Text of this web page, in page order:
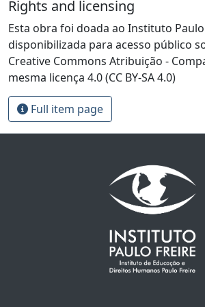
Rights and licensing
Esta obra foi doada ao Instituto
disponibilizada para acesso público
Creative Commons Atribuição -
mesma licença 4.0 (CC BY-SA 4.0)
Full item page